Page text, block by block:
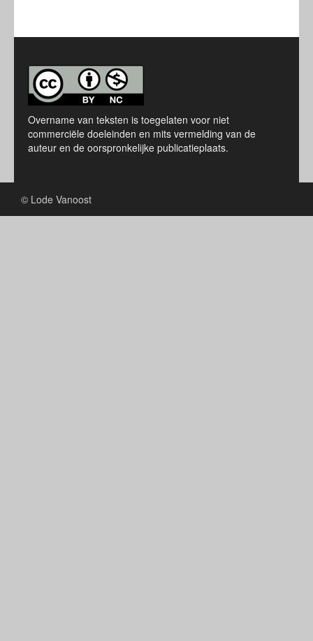
Overname van teksten is toegelaten voor niet
commerciële doeleinden en mits vermelding van de
auteur en de oorspronkelijke publicatieplaats.
© Lode Vanoost